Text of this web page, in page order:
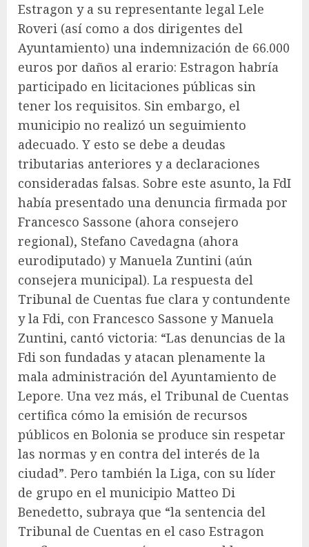
Estragon y a su representante legal Lele
Roveri (así como a dos dirigentes del
Ayuntamiento) una indemnización de 66.000
euros por daños al erario: Estragon habría
participado en licitaciones públicas sin
tener los requisitos. Sin embargo, el
municipio no realizó un seguimiento
adecuado. Y esto se debe a deudas
tributarias anteriores y a declaraciones
consideradas falsas. Sobre este asunto, la FdI
había presentado una denuncia firmada por
Francesco Sassone (ahora consejero
regional), Stefano Cavedagna (ahora
eurodiputado) y Manuela Zuntini (aún
consejera municipal). La respuesta del
Tribunal de Cuentas fue clara y contundente
y la Fdi, con Francesco Sassone y Manuela
Zuntini, cantó victoria: “Las denuncias de la
Fdi son fundadas y atacan plenamente la
mala administración del Ayuntamiento de
Lepore. Una vez más, el Tribunal de Cuentas
certifica cómo la emisión de recursos
públicos en Bolonia se produce sin respetar
las normas y en contra del interés de la
ciudad”. Pero también la Liga, con su líder
de grupo en el municipio Matteo Di
Benedetto, subraya que “la sentencia del
Tribunal de Cuentas en el caso Estragon